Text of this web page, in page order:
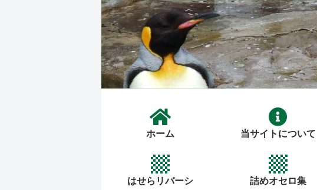
ホーム 当サイトについて
はせらリバーシ 詰めオセロ集